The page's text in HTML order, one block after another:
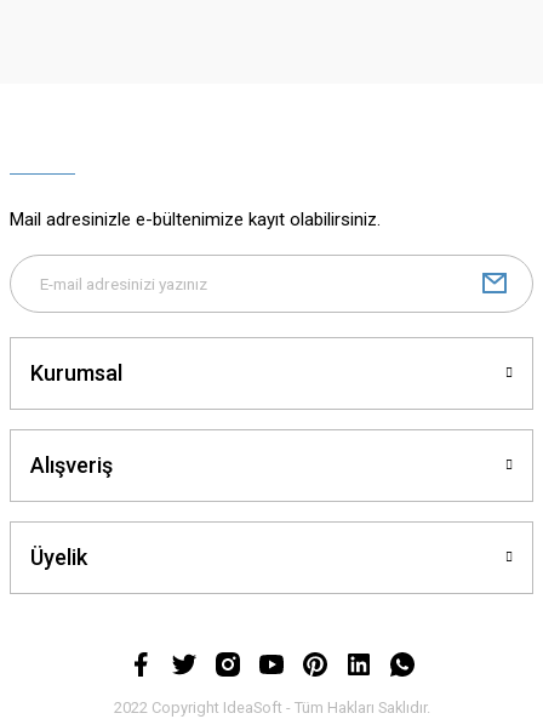
Bu ürüne benzer farklı alternatifler olmalı.
Mail adresinizle e-bültenimize kayıt olabilirsiniz.
Kurumsal
Alışveriş
Üyelik
2022 Copyright IdeaSoft - Tüm Hakları Saklıdır.